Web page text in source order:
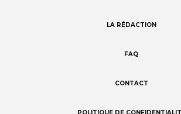
LA RÉDACTION
FAQ
CONTACT